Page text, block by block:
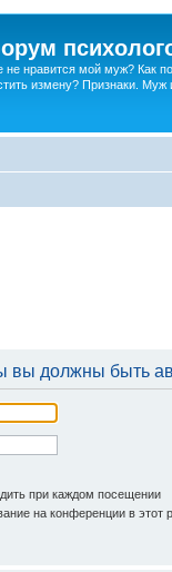
не нравится мой муж? Как
измену? Признаки. Муж
вы должны быть
при каждом посещении
на конференции в этот